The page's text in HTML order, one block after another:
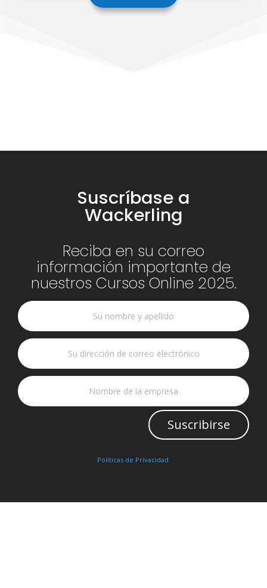
Suscríbase a
Wackerling
Reciba en su correo
información importante de
nuestros Cursos Online 2025.
Suscribirse
Políticas de Privacidad.